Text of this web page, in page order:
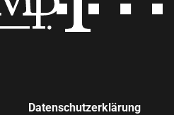
Datenschutzerklärung